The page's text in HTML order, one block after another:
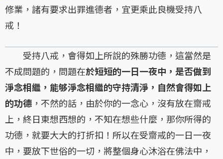
修業，諸有要求出罪進德者，宜更乘此良機受持八
戒！
受持八戒，會得如上所說的殊勝功德，這當然是
不成問題的，問題在於短短的一日一夜中，是否做到
淨念相繼，能够淨念相繼的守持清淨，自然會得如上
的功德 ，不然的話，由於你的一念心，沒有放在齋戒
上，終日東想西想的，不知在想些什麼，那你所得的
功德，就要大大的打折扣！所以在受齋戒的一日一夜
中，要放下世俗的一切，將整個身心沐浴在佛法中，